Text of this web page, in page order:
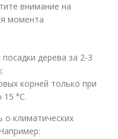
внимание на
момента
дерева за 2-3
корней только при
°C.
о климатических